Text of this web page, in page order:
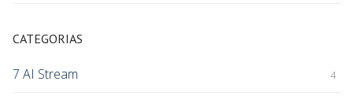
CATEGORIAS
7 AI Stream 4